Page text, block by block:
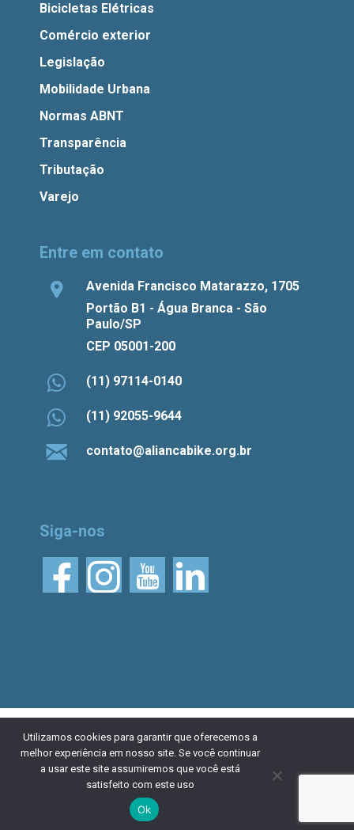
Bicicletas Elétricas
Comércio exterior
Legislação
Mobilidade Urbana
Normas ABNT
Transparência
Tributação
Varejo
Entre em contato
Avenida Francisco Matarazzo, 1705
Portão B1 - Água Branca - São
Paulo/SP
CEP 05001-200
(11) 97114-0140
(11) 92055-9644
contato@aliancabike.org.br
Siga-nos
© 2026 Aliança Bike.
Esta obra está licenciada
com uma Licença Creative Commons Atribuição 4.0
Internacional. Desenvolvido porNaçãoDesign
Política de
Utilizamos cookies para garantir que oferecemos a
melhor experiência em nosso site. Se você continuar
a usar este site assumiremos que você está
satisfeito com este uso
Ok